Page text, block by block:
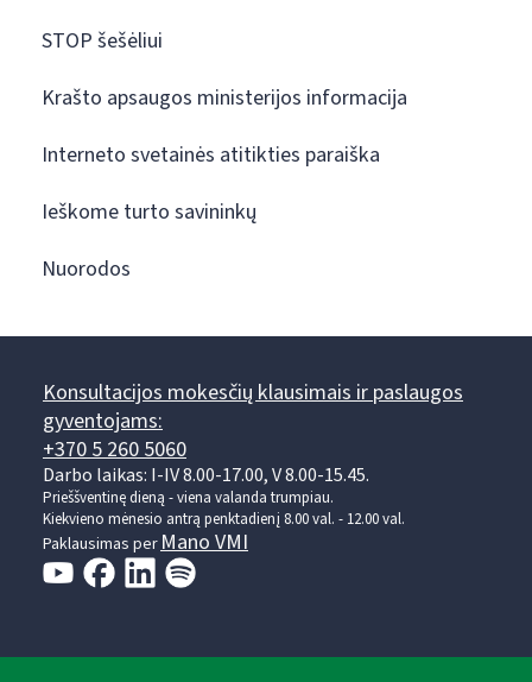
STOP šešėliui
Krašto apsaugos ministerijos informacija
Interneto svetainės atitikties paraiška
Ieškome turto savininkų
Nuorodos
Konsultacijos mokesčių klausimais ir paslaugos
gyventojams:
+370 5 260 5060
Darbo laikas: I-IV 8.00-17.00, V 8.00-15.45.
Prieššventinę dieną - viena valanda trumpiau.
Kiekvieno mėnesio antrą penktadienį 8.00 val. - 12.00 val.
Paklausimas perMano VMI